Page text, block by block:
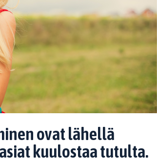
ovat lähellä
kuulostaa tutulta.